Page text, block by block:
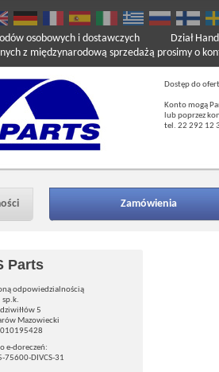
osobowych i dostawczych
międzynarodową sprzedażą prosimy o
Dział
Dostęp do
Konto mogą
lub poprzez
tel. 22 292 12
Zamówienia
Parts
odpowiedzialnością
sp.k.
5
Mazowiecki
e-doreczeń:
75600-DIVCS-31